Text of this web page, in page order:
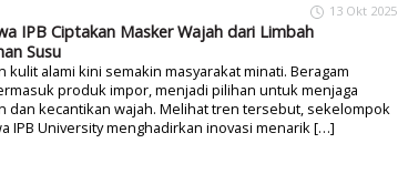
13 Okt 2025
IPB Ciptakan Masker Wajah dari Limbah
Susu
kulit alami kini semakin masyarakat minati. Beragam
produk impor, menjadi pilihan untuk menjaga
dan kecantikan wajah. Melihat tren tersebut, sekelompok
IPB University menghadirkan inovasi menarik […]